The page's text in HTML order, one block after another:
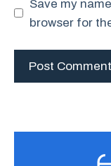
Save my
browser for